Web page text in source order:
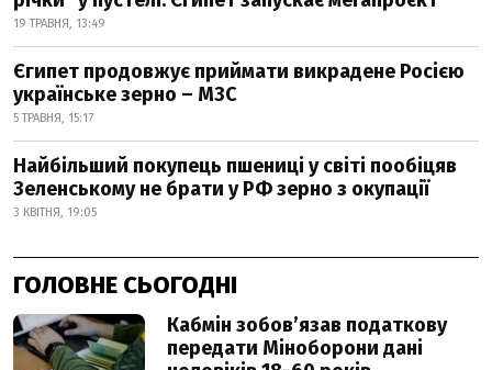
19 ТРАВНЯ, 13:49
Єгипет продовжує приймати викрадене Росією
українське зерно – МЗС
5 ТРАВНЯ, 15:17
Найбільший покупець пшениці у світі пообіцяв
Зеленському не брати у РФ зерно з окупації
3 КВІТНЯ, 19:05
ГОЛОВНЕ СЬОГОДНІ
Кабмін зобовʼязав податкову
передати Міноборони дані